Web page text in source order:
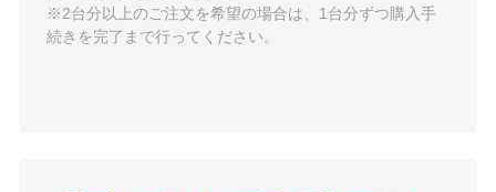
※2台分以上のご注文を希望の場合は、1台分ずつ購入手
続きを完了まで行ってください。